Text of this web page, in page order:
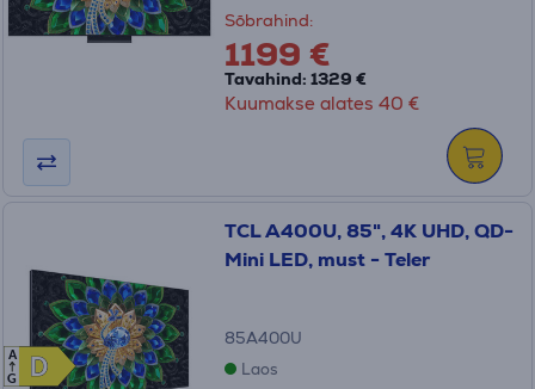
Sõbrahind:
1199 €
Tavahind: 1329 €
Kuumakse alates 40 €
D
D
A
G
TCL A400U, 85", 4K UHD, QD-
Mini LED, must - Teler
85A400U
Laos